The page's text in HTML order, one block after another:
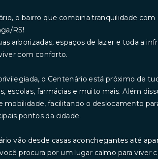
o bairro que combina tranquilidade com
RS!
arborizadas, espaços de lazer e toda a
com conforto.
o Centenário está próximo de
escolas, farmácias e muito mais. Além
mobilidade, facilitando o deslocamento
pontos da cidade.
vão desde casas aconchegantes até
procura por um lugar calmo para viver